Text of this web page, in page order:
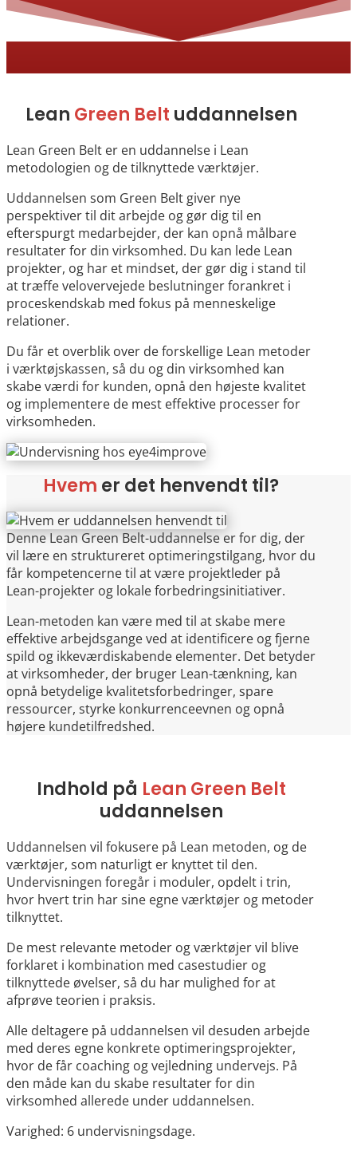
Lean Green Belt uddannelsen
Lean Green Belt er en uddannelse i Lean
metodologien og de tilknyttede værktøjer.
Uddannelsen som Green Belt giver nye
perspektiver til dit arbejde og gør dig til en
efterspurgt medarbejder, der kan opnå målbare
resultater for din virksomhed. Du kan lede Lean
projekter, og har et mindset, der gør dig i stand til
at træffe velovervejede beslutninger forankret i
proceskendskab med fokus på menneskelige
relationer.
Du får et overblik over de forskellige Lean metoder
i værktøjskassen, så du og din virksomhed kan
skabe værdi for kunden, opnå den højeste kvalitet
og implementere de mest effektive processer for
virksomheden.
Hvem er det henvendt til?
Denne Lean Green Belt-uddannelse er for dig, der
vil lære en struktureret optimeringstilgang, hvor du
får kompetencerne til at være projektleder på
Lean-projekter og lokale forbedringsinitiativer.
Lean-metoden kan være med til at skabe mere
effektive arbejdsgange ved at identificere og fjerne
spild og ikkeværdiskabende elementer. Det betyder
at virksomheder, der bruger Lean-tænkning, kan
opnå betydelige kvalitetsforbedringer, spare
ressourcer, styrke konkurrenceevnen og opnå
højere kundetilfredshed.
Indhold på Lean Green Belt
uddannelsen
Uddannelsen vil fokusere på Lean metoden, og de
værktøjer, som naturligt er knyttet til den.
Undervisningen foregår i moduler, opdelt i trin,
hvor hvert trin har sine egne værktøjer og metoder
tilknyttet.
De mest relevante metoder og værktøjer vil blive
forklaret i kombination med casestudier og
tilknyttede øvelser, så du har mulighed for at
afprøve teorien i praksis.
Alle deltagere på uddannelsen vil desuden arbejde
med deres egne konkrete optimeringsprojekter,
hvor de får coaching og vejledning undervejs. På
den måde kan du skabe resultater for din
virksomhed allerede under uddannelsen.
Varighed: 6 undervisningsdage.